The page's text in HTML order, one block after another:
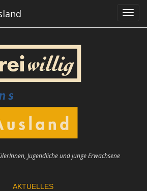
Jugendliche und junge Erwachsene
AKTUELLES